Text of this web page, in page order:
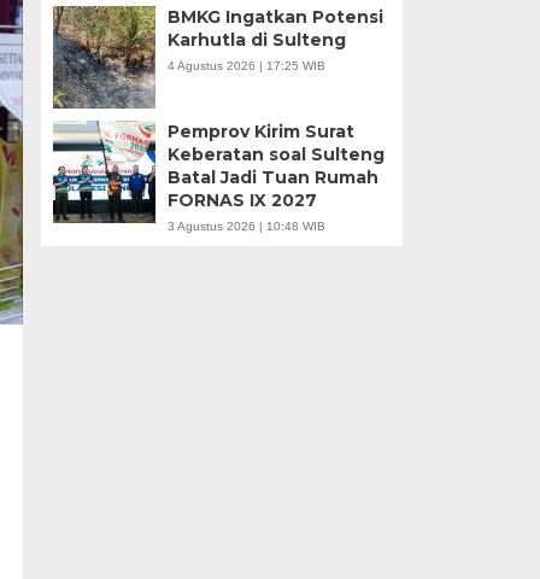
BMKG Ingatkan Potensi
Karhutla di Sulteng
4 Agustus 2026 | 17:25 WIB
Pemprov Kirim Surat
Keberatan soal Sulteng
Batal Jadi Tuan Rumah
FORNAS IX 2027
3 Agustus 2026 | 10:48 WIB